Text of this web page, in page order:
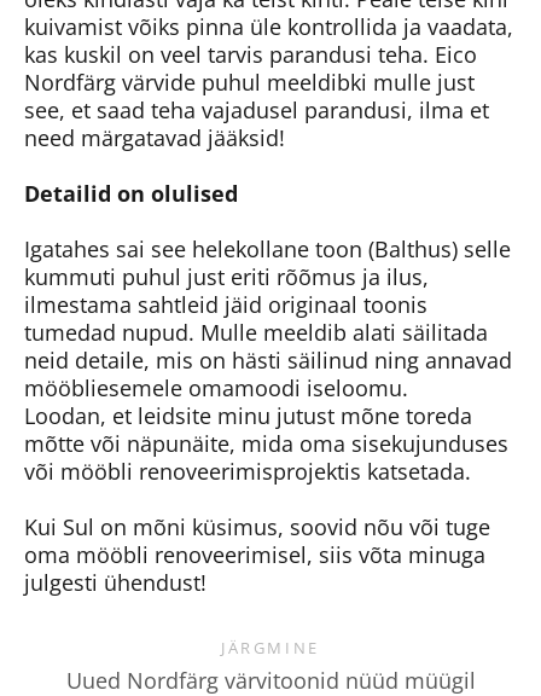
kuivamist võiks pinna üle kontrollida ja vaadata,
kas kuskil on veel tarvis parandusi teha. Eico
Nordfärg värvide puhul meeldibki mulle just
see, et saad teha vajadusel parandusi, ilma et
need märgatavad jääksid!
Detailid on olulised
Igatahes sai see helekollane toon (Balthus) selle
kummuti puhul just eriti rõõmus ja ilus,
ilmestama sahtleid jäid originaal toonis
tumedad nupud. Mulle meeldib alati säilitada
neid detaile, mis on hästi säilinud ning annavad
mööbliesemele omamoodi iseloomu.
Loodan, et leidsite minu jutust mõne toreda
mõtte või näpunäite, mida oma sisekujunduses
või mööbli renoveerimisprojektis katsetada.
Kui Sul on mõni küsimus, soovid nõu või tuge
oma mööbli renoveerimisel, siis võta minuga
julgesti ühendust!
JÄRGMINE
Uued Nordfärg värvitoonid nüüd müügil